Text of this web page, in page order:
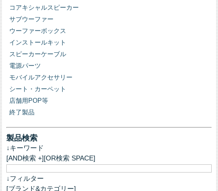
コアキシャルスピーカー
サブウーファー
ウーファーボックス
インストールキット
スピーカーケーブル
電源パーツ
モバイルアクセサリー
シート・カーペット
店舗用POP等
終了製品
製品検索
↓キーワード
[AND検索 +][OR検索 SPACE]
↓フィルター
[ブランド&カテゴリー]